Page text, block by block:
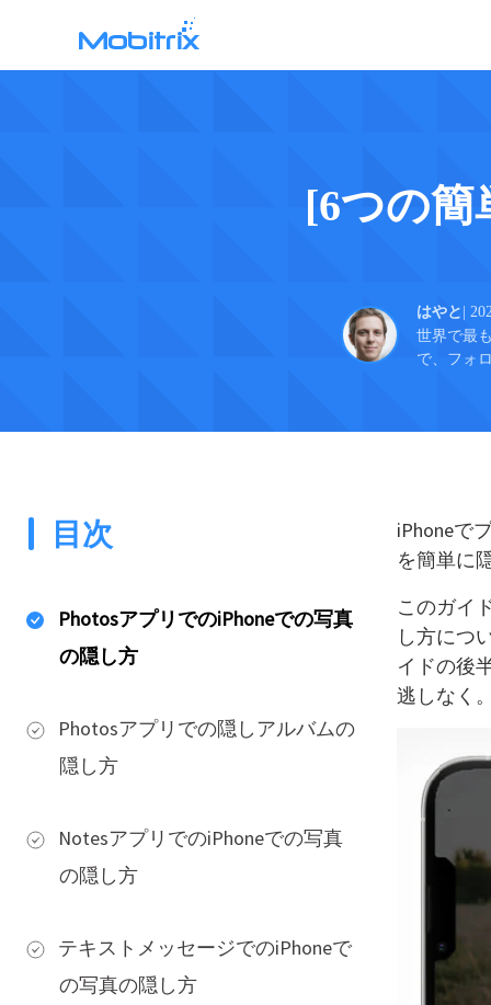
[6つの簡
はやと |
世界で最
で、フォ
目次
PhotosアプリでのiPhoneでの写真
の隠し方
Photosアプリでの隠しアルバムの
隠し方
NotesアプリでのiPhoneでの写真
の隠し方
テキストメッセージでのiPhoneで
の写真の隠し方
iPhoneで
を簡単に
このガイ
し方につ
イドの後
逃しなく